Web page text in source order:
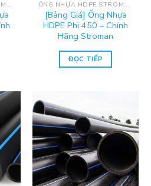
ỐNG NHỰA HDPE STROMAN ỐNG NHỰA HDPE STROMAN
[Bảng Giá] Ống Nhựa
HDPE Phi 450 – Chính
Hãng Stroman
ĐỌC TIẾP